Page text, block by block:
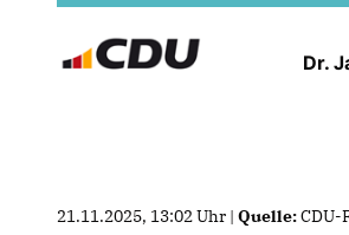
Dr.
21.11.2025, 13:02 Uhr | Quelle: